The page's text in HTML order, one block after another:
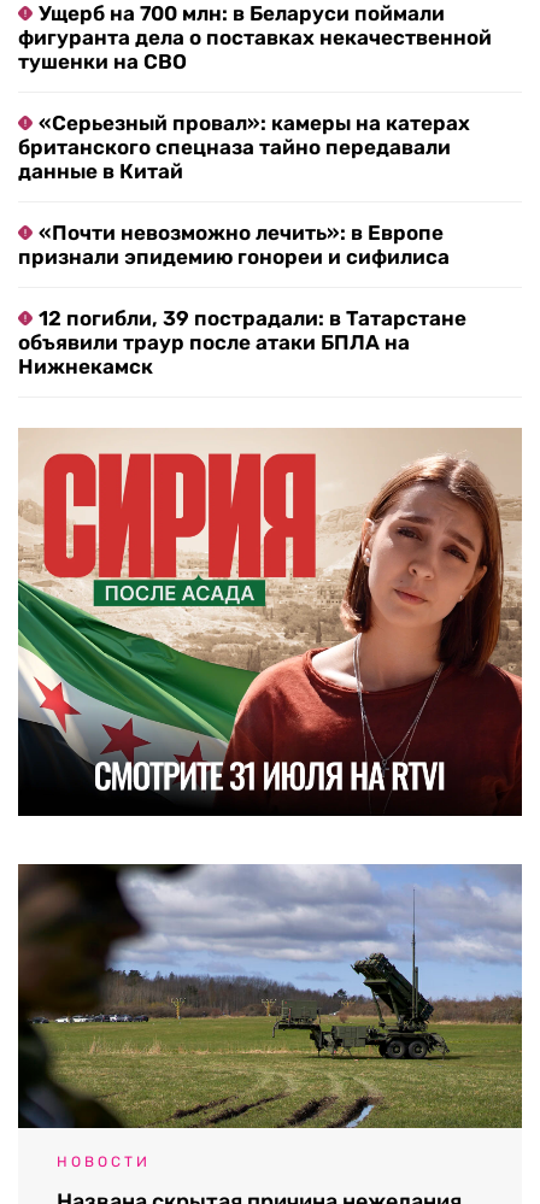
Ущерб на 700 млн: в Беларуси поймали
фигуранта дела о поставках некачественной
тушенки на СВО
«Серьезный провал»: камеры на катерах
британского спецназа тайно передавали
данные в Китай
«Почти невозможно лечить»: в Европе
признали эпидемию гонореи и сифилиса
12 погибли, 39 пострадали: в Татарстане
объявили траур после атаки БПЛА на
Нижнекамск
НОВОСТИ